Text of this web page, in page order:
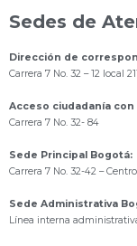
Sedes de
Dirección de
Carrera 7 No. 32 – 12 local
Acceso ciudadanía
Carrera 7 No. 32- 84
Sede Principal Bogotá:
Carrera 7 No. 32-42 –
Sede Administrativa
Línea interna